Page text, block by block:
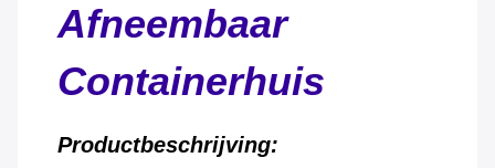
Afneembaar
Containerhuis
Productbeschrijving: